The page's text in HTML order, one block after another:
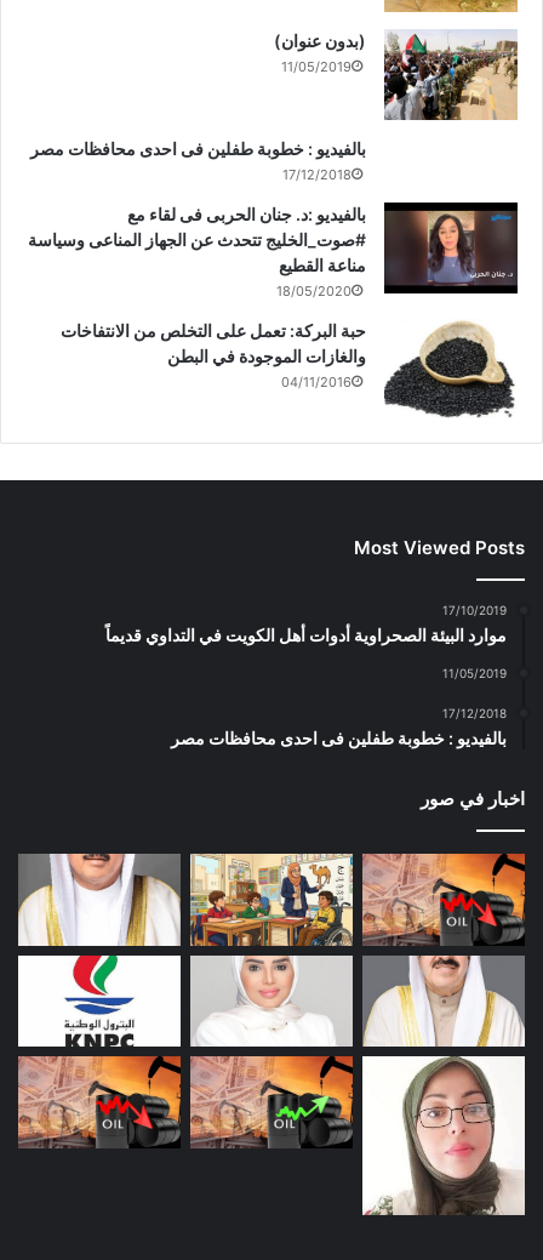
(بدون عنوان)
11/05/2019
بالفيديو : خطوبة طفلين فى احدى محافظات مصر
17/12/2018
بالفيديو :د. جنان الحربى فى لقاء مع
#صوت_الخليج تتحدث عن الجهاز المناعى وسياسة
مناعة القطيع
18/05/2020
حبة البركة: تعمل على التخلص من الانتفاخات
والغازات الموجودة في البطن
04/11/2016
Most Viewed Posts
17/10/2019
موارد البيئة الصحراوية أدوات أهل الكويت في التداوي قديماً
11/05/2019
17/12/2018
بالفيديو : خطوبة طفلين فى احدى محافظات مصر
اخبار في صور